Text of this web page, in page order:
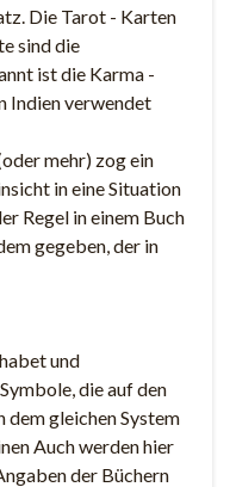
Die Tarot - Karten
sind die
ist die Karma -
Indien verwendet
mehr) zog ein
in eine Situation
Regel in einem Buch
gegeben, der in
und
die auf den
dem gleichen System
Auch werden hier
der Büchern